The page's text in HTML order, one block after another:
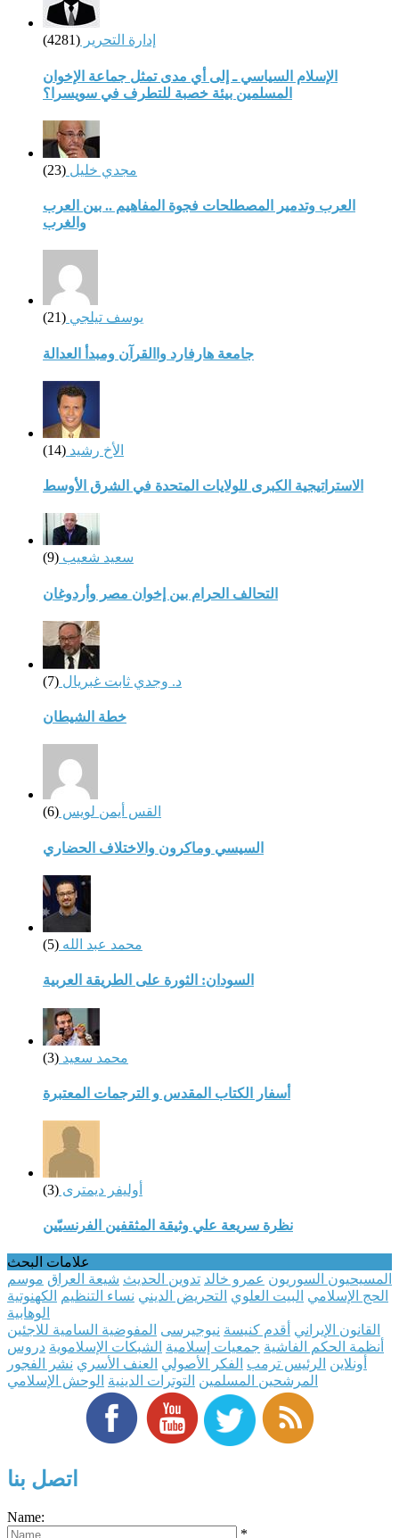
إدارة التحرير (4281)
الإسلام السياسي ـ إلى أي مدى تمثل جماعة الإخوان
المسلمين بيئة خصبة للتطرف في سويسرا؟
مجدي خليل (23)
العرب وتدمير المصطلحات فجوة المفاهيم .. بين العرب
والغرب
يوسف تيلجي (21)
جامعة هارفارد واالقرآن ومبدأ العدالة
الأخ رشيد (14)
الاستراتيجية الكبرى للولايات المتحدة في الشرق الأوسط
سعيد شعيب (9)
التحالف الحرام بين إخوان مصر وأردوغان
د. وجدي ثابت غبريال (7)
خطة الشيطان
القس أيمن لويس (6)
السيسي وماكرون والاختلاف الحضاري
محمد عبد الله (5)
السودان: الثورة على الطريقة العربية
محمد سعيد (3)
أسفار الكتاب المقدس و الترجمات المعتبرة
أوليفر ديمترى (3)
نظرة سريعة علي وثيقة المثقفين الفرنسيّين
علامات البحث
المسيحيون السوريون عمرو خالد تدوين الحديث شيعة العراق موسم
الحج الإسلامي البيت العلوي التحريض الديني نساء التنظيم
الكهنوتية
الوهابية
القانون الإيراني أقدم كنيسة نيوجيرسى المفوضية السامية للاجئين
أنظمة الحكم الفاشية جمعيات إسلامية الشبكات الإسلاموية دروس
أونلاين الرئيس ترمب الفكر الأصولي العنف الأسري نشر الفجور
المرشحين المسلمين التوترات الدينية الوحش الإسلامي
اتصل بنا
Name:
*